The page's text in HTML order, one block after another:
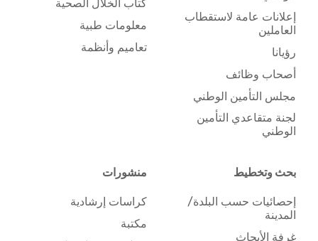
إعلانات عامة لاستقطاب
العاملين
رؤيانا
أصحاب وظائف
مجلس التأمين الوطني
لجنة متقاعدي التأمين
الوطني
كتاب الخلال الصحية
معلومات طبية
تعاميم وأنظمة
بحث وتخطيط
إحصائيات حسب البلدة/
المدينة
غرفة الأبحاث
منشورات
كراسات إرشادية
مكتبة